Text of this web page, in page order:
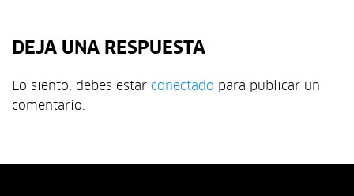
DEJA UNA RESPUESTA
Lo siento, debes estar conectado para publicar un
comentario.